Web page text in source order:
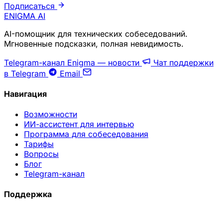
Подписаться
ENIGMA AI
AI-помощник для технических собеседований.
Мгновенные подсказки, полная невидимость.
Telegram-канал Enigma — новости
Чат поддержки
в Telegram
Email
Навигация
Возможности
ИИ-ассистент для интервью
Программа для собеседования
Тарифы
Вопросы
Блог
Telegram-канал
Поддержка